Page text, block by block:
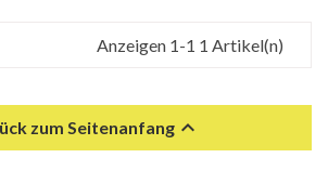
Anzeigen 1-1 1 Artikel(n)
zum Seitenanfang